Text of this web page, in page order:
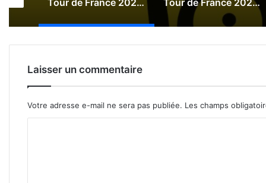
Tour de France 2025 : Le direct de la 21e étape Tour de France 2025 : Le direct de la 20e étape
Laisser un commentaire
Votre adresse e-mail ne sera pas publiée. Les champs